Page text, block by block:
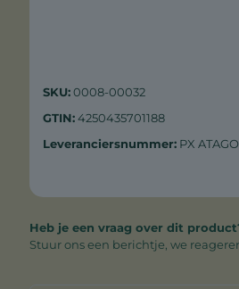
SKU:0008-00032
GTIN:4250435701188
Leveranciersnummer: PX
Heb je een vraag over dit
Stuur ons een berichtje, we